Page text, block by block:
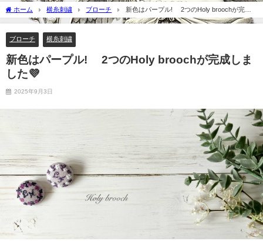
ホーム 横糸刺繍 ブローチ
新色はパープル! 2つのHoly broochが完成
しました💜
ブローチ 横糸刺繍
新色はパープル! 2つのHoly broochが完成しま
した💜
2025年9月3日